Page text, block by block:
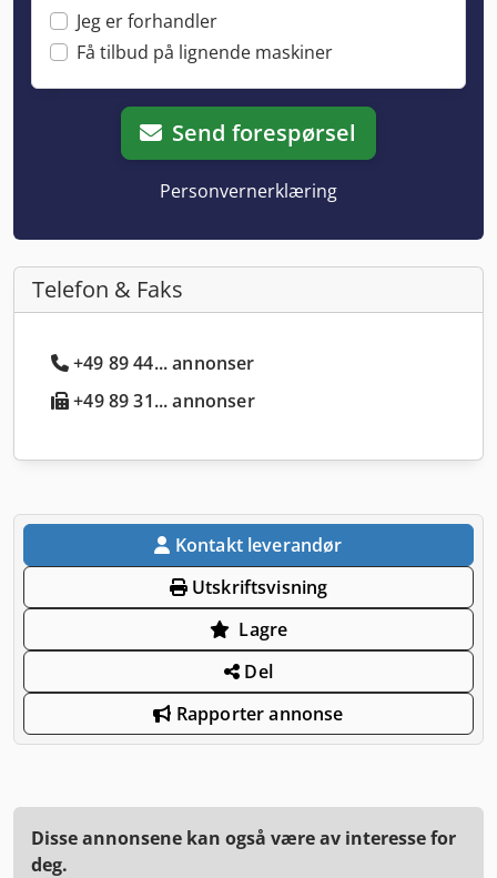
Jeg er forhandler
Få tilbud på lignende maskiner
Send forespørsel
Personvernerklæring
Telefon & Faks
+49 89 44... annonser
+49 89 31... annonser
Kontakt leverandør
Utskriftsvisning
Lagre
Del
Rapporter annonse
Disse annonsene kan også være av interesse for
deg.